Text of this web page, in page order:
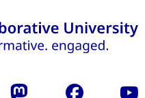
Mastodon Facebook